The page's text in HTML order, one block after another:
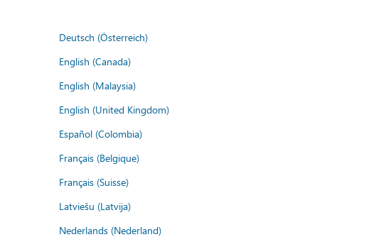
Deutsch (Österreich)
English (Canada)
English (Malaysia)
English (United Kingdom)
Español (Colombia)
Français (Belgique)
Français (Suisse)
Latviešu (Latvija)
Nederlands (Nederland)